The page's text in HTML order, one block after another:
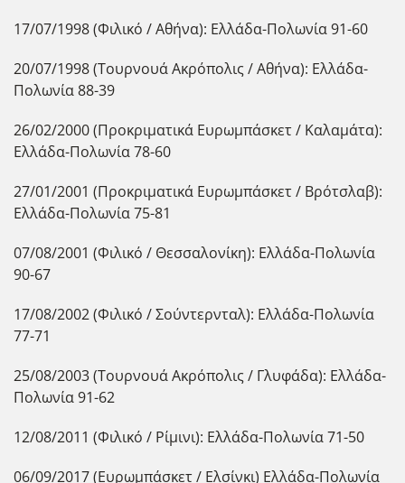
17/07/1998 (Φιλικό / Αθήνα): Ελλάδα-Πολωνία 91-60
20/07/1998 (Τουρνουά Ακρόπολις / Αθήνα): Ελλάδα-
Πολωνία 88-39
26/02/2000 (Προκριματικά Ευρωμπάσκετ / Καλαμάτα):
Ελλάδα-Πολωνία 78-60
27/01/2001 (Προκριματικά Ευρωμπάσκετ / Βρότσλαβ):
Ελλάδα-Πολωνία 75-81
07/08/2001 (Φιλικό / Θεσσαλονίκη): Ελλάδα-Πολωνία
90-67
17/08/2002 (Φιλικό / Σούντερνταλ): Ελλάδα-Πολωνία
77-71
25/08/2003 (Τουρνουά Ακρόπολις / Γλυφάδα): Ελλάδα-
Πολωνία 91-62
12/08/2011 (Φιλικό / Ρίμινι): Ελλάδα-Πολωνία 71-50
06/09/2017 (Ευρωμπάσκετ / Ελσίνκι) Ελλάδα-Πολωνία